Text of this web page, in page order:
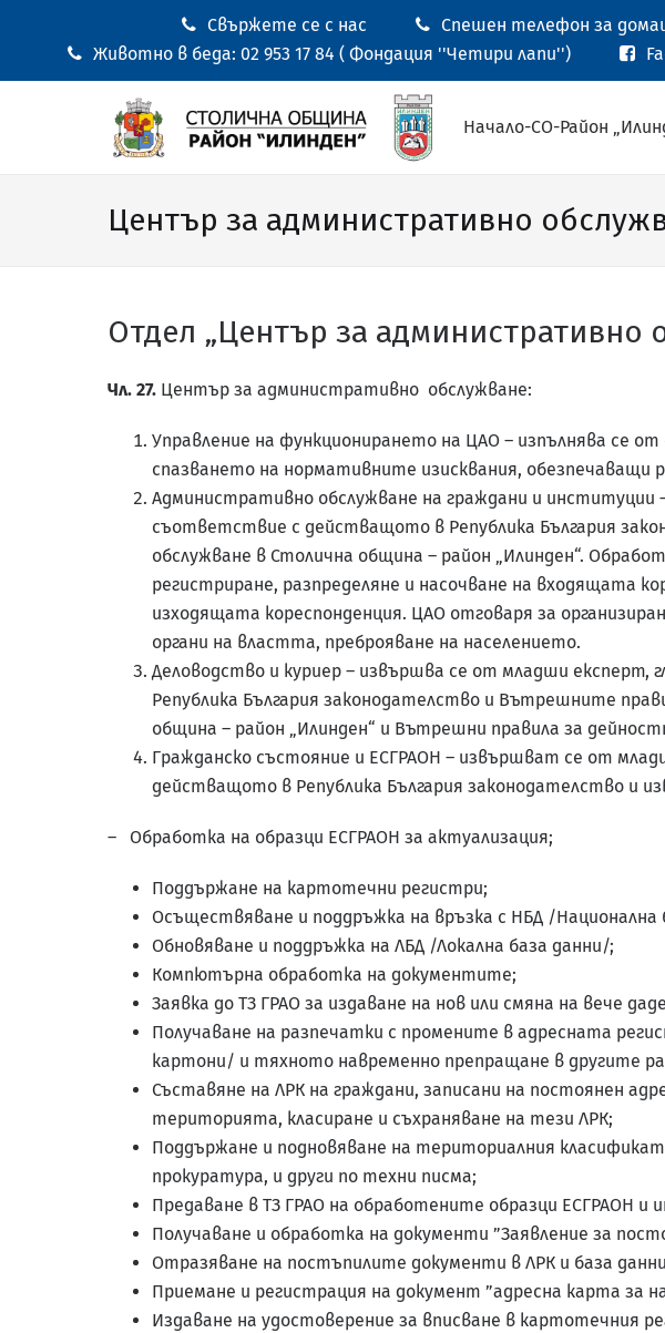
Свържете се с нас Спешен телефон за
Животно в беда: 02 953 17 84 ( Фондация ''Четири лапи'')
Начало-СО-Район
Център за административно
Отдел „Център за административно
Чл. 27. Център за административно обслужване:
Управление на функционирането на ЦАО – изпълнява се
спазването на нормативните изисквания, обезпечаващи
Административно обслужване на граждани и
съответствие с действащото в Република България
обслужване в Столична община – район „Илинден“.
регистриране, разпределяне и насочване на входящата
изходящата кореспонденция. ЦАО отговаря за
органи на властта, преброяване на населението.
Деловодство и куриер – извършва се от младши
Република България законодателство и Вътрешните
община – район „Илинден“ и Вътрешни правила за
Гражданско състояние и ЕСГРАОН – извършват се от
действащото в Република България законодателство и
– Обработка на образци ЕСГРАОН за актуализация;
Поддържане на картотечни регистри;
Осъществяване и поддръжка на връзка с НБД /Национална
Обновяване и поддръжка на ЛБД /Локална база данни/;
Компютърна обработка на документите;
Заявка до ТЗ ГРАО за издаване на нов или смяна на вече
Получаване на разпечатки с промените в адресната
картони/ и тяхното навременно препращане в другите
Съставяне на ЛРК на граждани, записани на постоянен
територията, класиране и съхраняване на тези ЛРК;
Поддържане и подновяване на териториалния
прокуратура, и други по техни писма;
Предаване в ТЗ ГРАО на обработените образци ЕСГРАОН и
Получаване и обработка на документи ”Заявление за
Отразяване на постъпилите документи в ЛРК и база
Приемане и регистрация на документ ”адресна карта за
Издаване на удостоверение за вписване в картотечния